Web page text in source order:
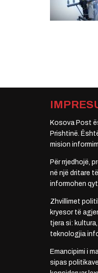
Kosova Post
Prishtinë.
mision
Për rrjedhojë,
në një dritare
informohen
Zhvillimet
kryesor të
tjera si:
teknologjia
Emancipimi i
sipas